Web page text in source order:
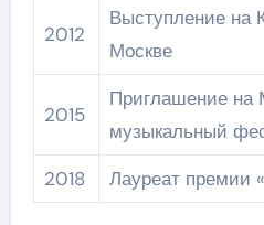
2012
Выступление на
Москве
2015
Приглашение на
музыкальный
2018
Лауреат премии